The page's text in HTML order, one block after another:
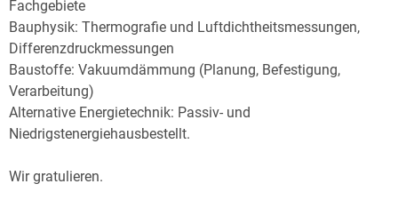
Fachgebiete
Bauphysik: Thermografie und Luftdichtheitsmessungen,
Differenzdruckmessungen
Baustoffe: Vakuumdämmung (Planung, Befestigung,
Verarbeitung)
Alternative Energietechnik: Passiv- und
Niedrigstenergiehausbestellt.
Wir gratulieren.